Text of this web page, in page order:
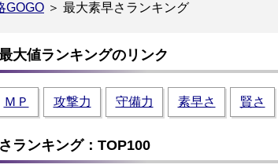
GOGO ＞ 最大素早さランキング
大値ランキングのリンク
ＭＰ 攻撃力 守備力 素早さ 賢さ
ランキング：TOP100